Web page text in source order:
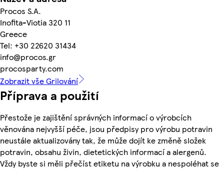
Procos S.A.
Inofita-Viotia 320 11
Greece
Tel: +30 22620 31434
info@procos.gr
procosparty.com
Zobrazit vše Grilování
Příprava a použití
Přestože je zajištění správných informací o výrobcích
věnována nejvyšší péče, jsou předpisy pro výrobu potravin
neustále aktualizovány tak, že může dojít ke změně složek
potravin, obsahu živin, dietetických informací a alergenů.
Vždy byste si měli přečíst etiketu na výrobku a nespoléhat se